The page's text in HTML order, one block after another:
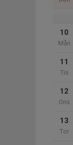
10
Mån
11
Tis
12
Ons
13
Tor